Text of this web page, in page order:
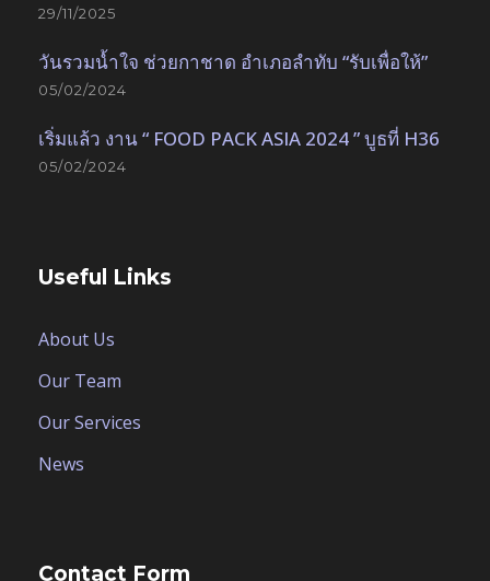
29/11/2025
วันรวมน้ำใจ ช่วยกาชาด อำเภอลำทับ “รับเพื่อให้”
05/02/2024
เริ่มแล้ว งาน “ FOOD PACK ASIA 2024 ” บูธที่ H36
05/02/2024
Useful Links
About Us
Our Team
Our Services
News
Contact Form